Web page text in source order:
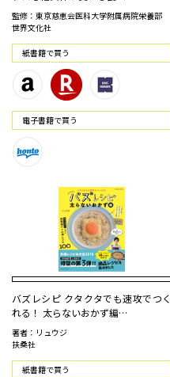
監修：東京慈恵会医科大学附属病院栄養部
世界文化社
紙書籍で買う
電⼦書籍で買う
バズレシピ クタクタでも速攻でつく
れる！ 太らないおかず編…
著者：リュウジ
扶桑社
紙書籍で買う